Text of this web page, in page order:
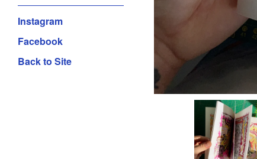
Instagram
Facebook
Back to Site